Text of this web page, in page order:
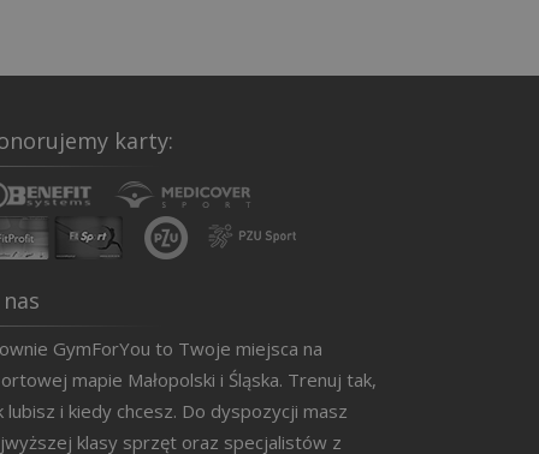
karty:
GymForYou to Twoje miejsca na
mapie Małopolski i Śląska. Trenuj tak,
lubisz i kiedy chcesz. Do dyspozycji masz
klasy sprzęt oraz specjalistów z